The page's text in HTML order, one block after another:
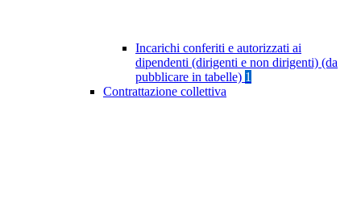
Incarichi conferiti e autorizzati ai
dipendenti (dirigenti e non dirigenti) (da
pubblicare in tabelle) 1
Contrattazione collettiva